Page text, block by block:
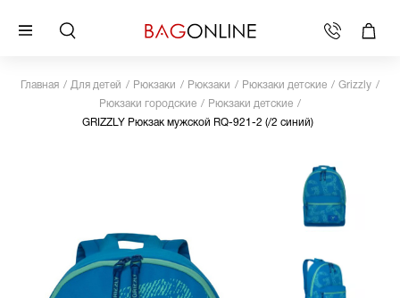
Главная Для детей Рюкзаки Рюкзаки Рюкзаки детские
Grizzly
Рюкзаки городские
Рюкзаки детские
GRIZZLY Рюкзак мужской RQ-921-2 (/2 синий)